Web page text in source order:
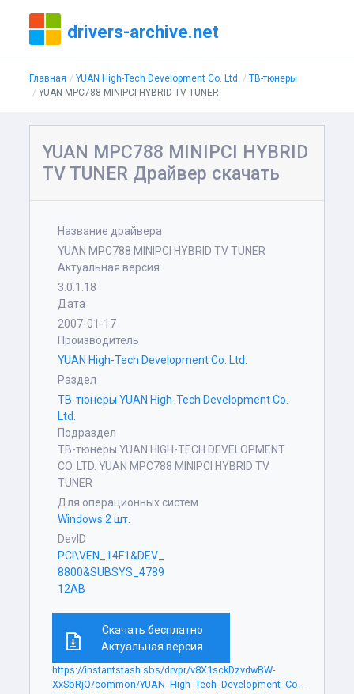
drivers-archive.net
Главная YUAN High-Tech Development Co. Ltd.
ТВ-тюнеры
YUAN MPC788 MINIPCI HYBRID TV TUNER
YUAN MPC788 MINIPCI HYBRID
TV TUNER Драйвер скачать
Название драйвера
YUAN MPC788 MINIPCI HYBRID TV TUNER
Актуальная версия
3.0.1.18
Дата
2007-01-17
Производитель
YUAN High-Tech Development Co. Ltd.
Раздел
ТВ-тюнеры YUAN High-Tech Development Co.
Ltd.
Подраздел
ТВ-тюнеры YUAN HIGH-TECH DEVELOPMENT
CO. LTD. YUAN MPC788 MINIPCI HYBRID TV
TUNER
Для операционных систем
Windows 2 шт.
DevID
PCI\VEN_14F1&DEV_
8800&SUBSYS_4789
12AB
Скачать бесплатно
Актуальная версия
https://instantstash.sbs/drvpr/v8X1sckDzvdwBW-
XxSbRjQ/common/YUAN_High_Tech_Development_Co._